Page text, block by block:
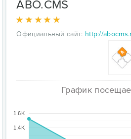
ABO.CMS
Официальный сайт: http://
График
1.4K
1.6K